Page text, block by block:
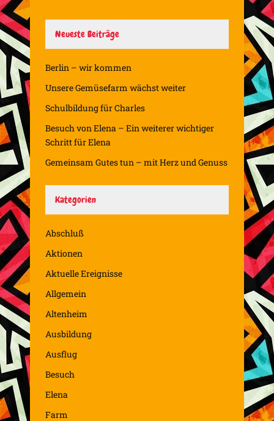
Neueste Beiträge
Berlin – wir kommen
Unsere Gemüsefarm wächst weiter
Schulbildung für Charles
Besuch von Elena – Ein weiterer wichtiger
Schritt für Elena
Gemeinsam Gutes tun – mit Herz und Genuss
Kategorien
Abschluß
Aktionen
Aktuelle Ereignisse
Allgemein
Altenheim
Ausbildung
Ausflug
Besuch
Elena
Farm